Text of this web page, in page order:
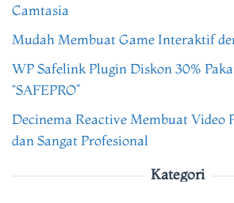
Camtasia
Mudah Membuat Game Interaktif
WP Safelink Plugin Diskon 30%
“SAFEPRO”
Decinema Reactive Membuat Video
dan Sangat Profesional
Kategori